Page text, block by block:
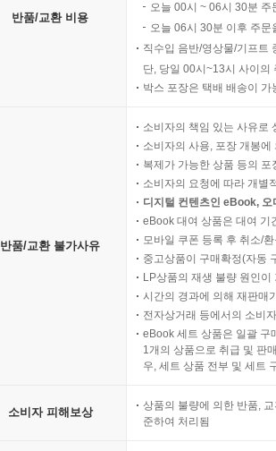
반품/교환 비용
오늘 00시 ~ 06시 30분
오늘 06시 30분 이후 주
직수입 음반/영상물/기프트
단, 당일 00시~13시 사이의
박스 포장은 택배 배송이
반품/교환 불가사유
소비자의 책임 있는 사유로
소비자의 사용, 포장 개봉
복제가 가능한 상품 등의
소비자의 요청에 따라 개별
디지털 컨텐츠인 eBook,
eBook 대여 상품은 대여 기
모바일 쿠폰 등록 후 취소/
중고상품이 구매확정(자동
LP상품의 재생 불량 원인
시간의 경과에 의해 재판매
전자상거래 등에서의 소비
eBook 세트 상품은 일괄 구
1개의 상품으로 취급 및 판
우, 세트 상품 전부 및 세트
소비자 피해보상
상품의 불량에 의한 반품,
준하여 처리됨